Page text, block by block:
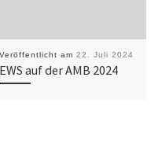
Veröffentlicht am 22. Juli 2024
EWS auf der AMB 2024